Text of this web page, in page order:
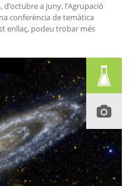
a juny, l’Agrupació
conferència de temàtica
enllaç, podeu trobar més